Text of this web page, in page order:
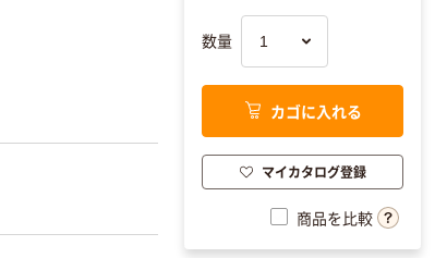
数量
カゴに入れる
マイカタログ登録
商品を比較